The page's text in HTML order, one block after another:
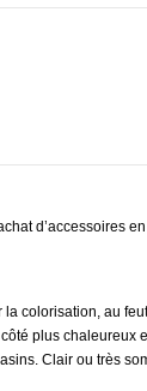
d’accessoires
colorisation, au
plus chaleureux
Clair ou très